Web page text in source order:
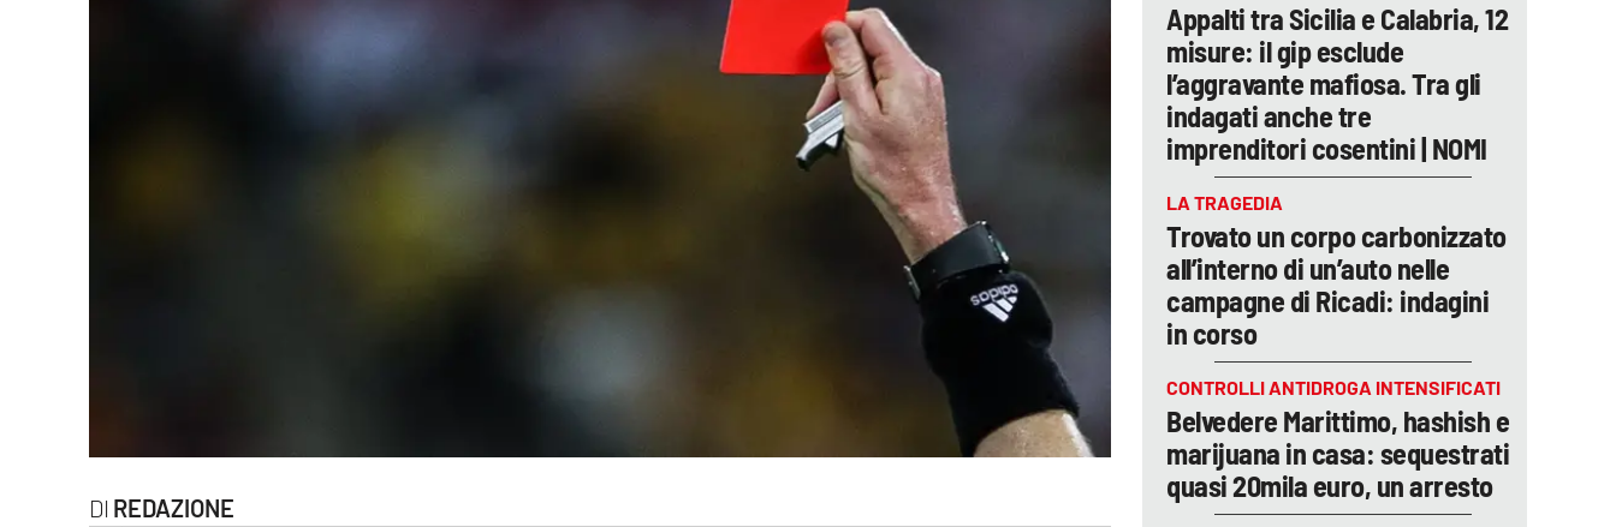
REDAZIONE
Appalti tra Sicilia e Calabria, 12
misure: il gip esclude
l’aggravante mafiosa. Tra gli
indagati anche tre
imprenditori cosentini | NOMI
LA TRAGEDIA
Trovato un corpo carbonizzato
all’interno di un’auto nelle
campagne di Ricadi: indagini
in corso
CONTROLLI ANTIDROGA INTENSIFICATI
Belvedere Marittimo, hashish e
marijuana in casa: sequestrati
quasi 20mila euro, un arresto